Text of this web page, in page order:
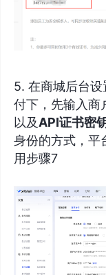
5. 在商城后台
付下，先输入商
以及API证书密
身份的方式，平
用步骤7